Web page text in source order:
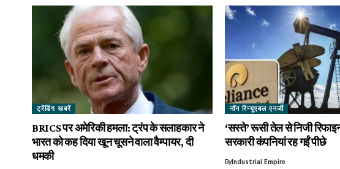
ट्रेंडिंग खबरें
BRICS पर अमेरिकी हमला: ट्रंप के सलाहकार ने
भारत को कह दिया खून चूसने वाला वैम्पायर, दी
धमकी
नॉन रिन्यूएबल एनर्जी
‘सस्ते’ रूसी तेल से निजी
सरकारी कंपनियां रह गईं पीछे
ByIndustrial Empire